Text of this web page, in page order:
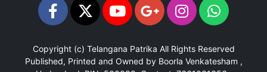
Copyright (c) Telangana Patrika All Rights Reserved
Published, Printed and Owned by Boorla Venkatesham ,